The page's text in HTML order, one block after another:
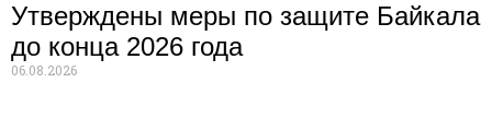
Утверждены меры по защите Байкала
до конца 2026 года
06.08.2026